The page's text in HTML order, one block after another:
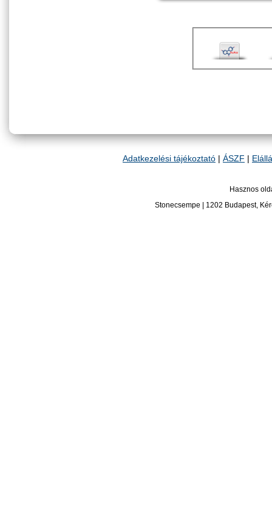
Adatkezelési tájékoztató | ÁSZF |
Hasznos
Stonecsempe
1202 Budapest,